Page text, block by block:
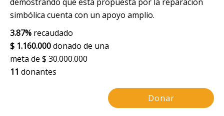
simbólica cuenta con un apoyo amplio.
3.87% recaudado
$ 1.160.000donado de una
meta de $ 30.000.000
11 donantes
Donar